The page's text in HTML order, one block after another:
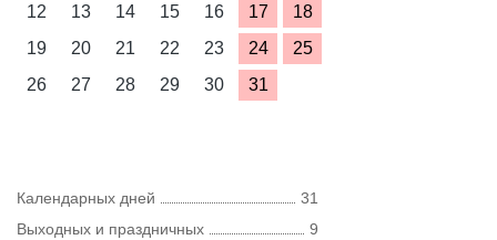
12
13 14 15 16 17
18
19
20 21 22 23 24
25
26
27 28 29 30 31
Календарных дней
31
Выходных и праздничных
9